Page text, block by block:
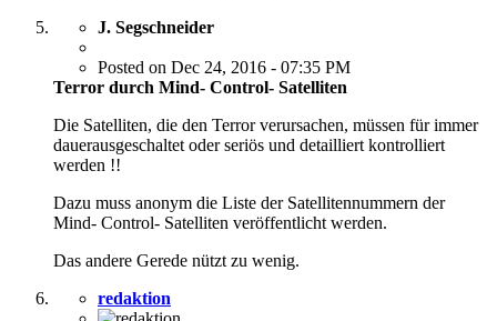
J. Segschneider
Posted on Dec 24, 2016 - 07:35 PM
Terror durch Mind- Control- Satelliten
Die Satelliten, die den Terror verursachen, müssen für immer
dauerausgeschaltet oder seriös und detailliert kontrolliert
werden !!
Dazu muss anonym die Liste der Satellitennummern der
Mind- Control- Satelliten veröffentlicht werden.
Das andere Gerede nützt zu wenig.
redaktion